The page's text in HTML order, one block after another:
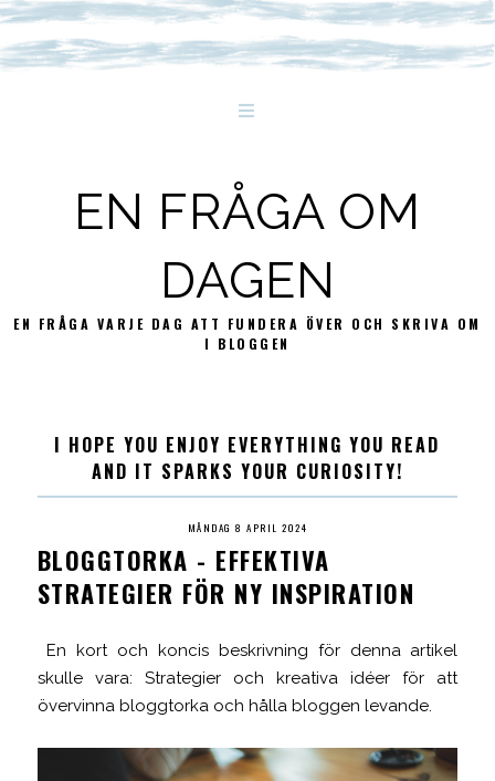
EN FRÅGA OM
DAGEN
EN FRÅGA VARJE DAG ATT FUNDERA ÖVER OCH SKRIVA OM
I BLOGGEN
I HOPE YOU ENJOY EVERYTHING YOU READ
AND IT SPARKS YOUR CURIOSITY!
MÅNDAG 8 APRIL 2024
BLOGGTORKA - EFFEKTIVA
STRATEGIER FÖR NY INSPIRATION
En kort och koncis beskrivning för denna artikel
skulle vara: Strategier och kreativa idéer för att
övervinna bloggtorka och hålla bloggen levande.